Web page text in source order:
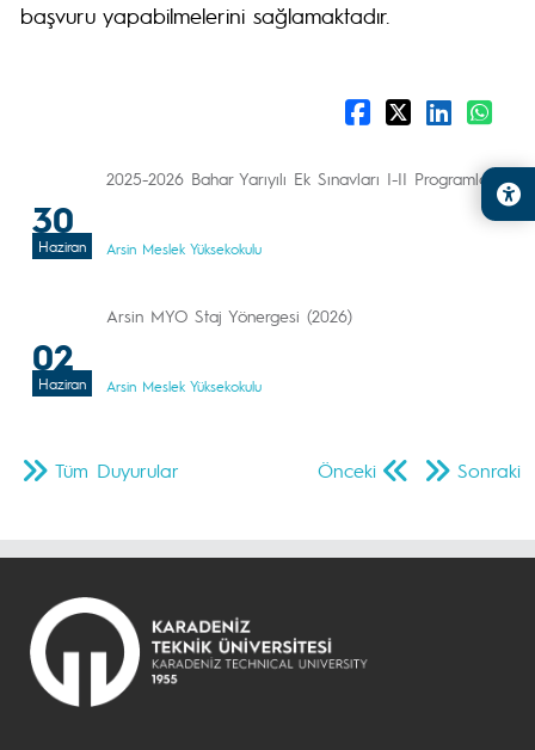
başvuru yapabilmelerini sağlamaktadır.
30
Haziran
2025-2026 Bahar Yarıyılı Ek Sınavları I-II Programları
Arsin Meslek Yüksekokulu
02
Haziran
Arsin MYO Staj Yönergesi (2026)
Arsin Meslek Yüksekokulu
Önceki Sonraki
Tüm Duyurular